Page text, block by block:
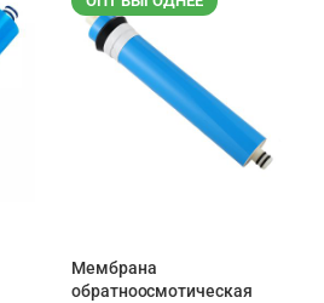
Мембрана
обратноосмотическая